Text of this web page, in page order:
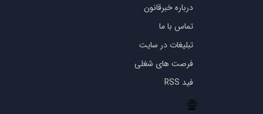
درباره خبرقانون
تماس با ما
تبلیغات در سایت
فرصت های شغلی
فید RSS
🌐